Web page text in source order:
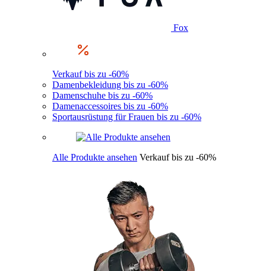
Fox
Verkauf bis zu -60%
Damenbekleidung bis zu -60%
Damenschuhe bis zu -60%
Damenaccessoires bis zu -60%
Sportausrüstung für Frauen bis zu -60%
Alle Produkte ansehen Verkauf bis zu -60%